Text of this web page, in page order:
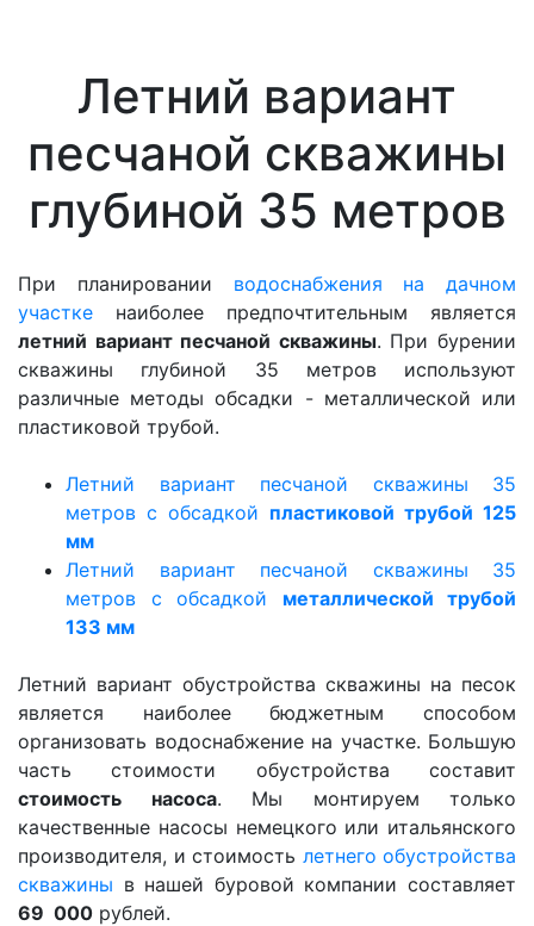
Летний вариант
песчаной скважины
глубиной 35 метров
При планировании водоснабжения на дачном
участке наиболее предпочтительным является
летний вариант песчаной скважины. При бурении
скважины глубиной 35 метров используют
различные методы обсадки - металлической или
пластиковой трубой.
Летний вариант песчаной скважины 35
метров с обсадкой пластиковой трубой 125
мм
Летний вариант песчаной скважины 35
метров с обсадкой металлической трубой
133 мм
Летний вариант обустройства скважины на песок
является наиболее бюджетным способом
организовать водоснабжение на участке. Большую
часть стоимости обустройства составит
стоимость насоса. Мы монтируем только
качественные насосы немецкого или итальянского
производителя, и стоимость летнего обустройства
скважины в нашей буровой компании составляет
69 000 рублей.